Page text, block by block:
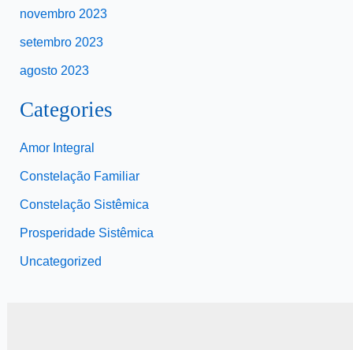
novembro 2023
setembro 2023
agosto 2023
Categories
Amor Integral
Constelação Familiar
Constelação Sistêmica
Prosperidade Sistêmica
Uncategorized